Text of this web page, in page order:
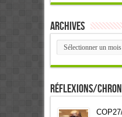
Archives
Archives
Réflexions/